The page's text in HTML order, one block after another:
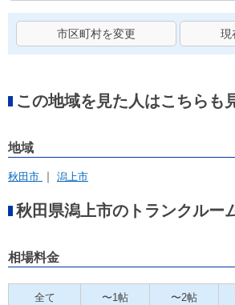
市区町村を変更 現
この地域を見た人はこちらも
地域
秋田市 潟上市
秋田県潟上市のトランクルー
相場料金
全て 〜1帖 〜2帖